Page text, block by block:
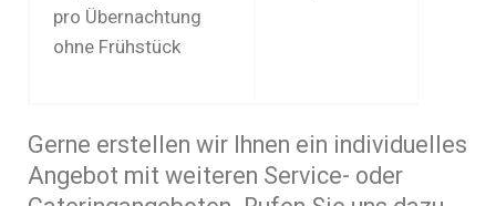
pro Übernachtung
ohne Frühstück
Gerne erstellen wir Ihnen ein individuelles
Angebot mit weiteren Service- oder